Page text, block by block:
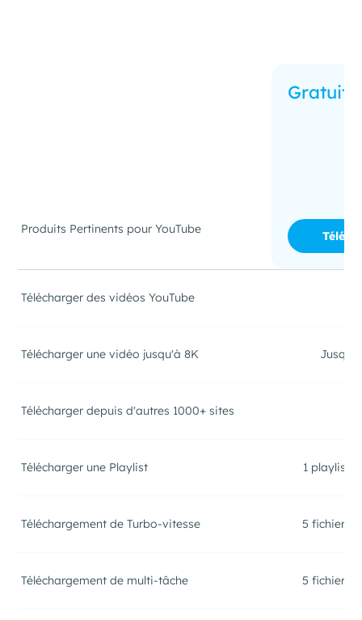
Produits Pertinents pour YouTube
Gratuit
Télécharger des vidéos YouTube
Télécharger une vidéo jusqu'à 8K
Télécharger depuis d'autres 1000+ sites
Télécharger une Playlist 1 playlist
Téléchargement de Turbo-vitesse 5 fichiers
Téléchargement de multi-tâche 5 fichiers